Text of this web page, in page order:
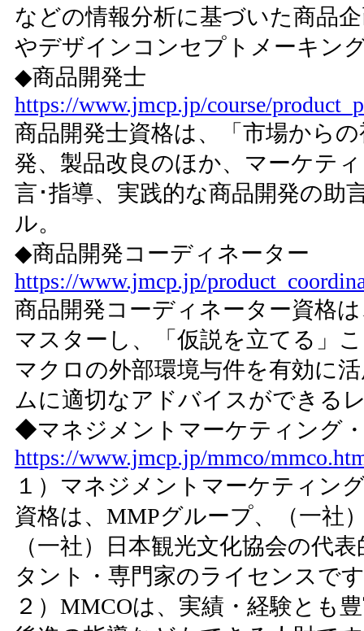
などの情報分析に基づいた商品
やデザインコンセプトメーキン
◆商品開発士
https://www.jmcp.jp/course/
商品開発士資格は、「市場から
発、製品改良のほか、マーケテ
言･指導、実践的な商品開発の助
ル。
◆商品開発コーディネーター
https://www.jmcp.jp/
商品開発コーディネーター資格
マスターし、「仮説を立てる」
マクロの外部環境与件を有効に
ムに適切なアドバイスができる
◆マネジメントマーケティング
https://www.jmcp.jp/mmco/
１）マネジメントマーケティン
資格は、MMPグループ、（一社
（一社）日本観光文化協会の代
タント・専門家のライセンスで
２）MMCOは、実績・経験とも